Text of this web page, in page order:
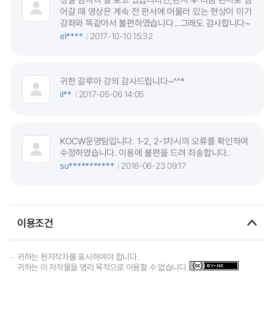
어갈 때 영상은 계속 전 판서에 머물러 있는 현상이 미기
강좌와 똑같아서 불편하였습니다...그래도 감사합니다~
el****
2017-10-10 15:32
귀한 갈루아 강의 감사드립니다~^^*
ii**
2017-05-06 14:05
KOCW운영팀입니다. 1-2, 2-1차시의 오류를 확인하여
수정하였습니다. 이용에 불편을 드려 죄송합니다.
su***********
2016-06-23 09:17
이용조건
귀하는 원저작자를 표시하여야 합니다.
귀하는 이 저작물을 영리 목적으로 이용할 수 없습니다.